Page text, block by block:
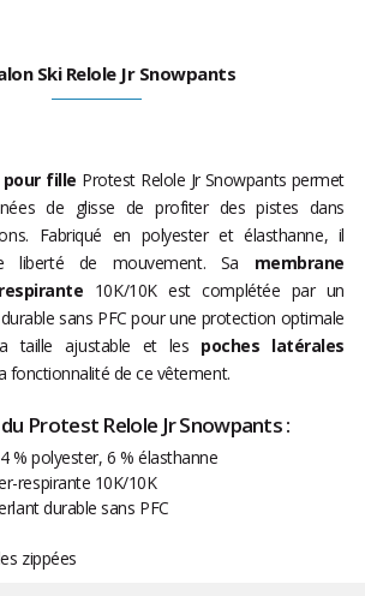
Ski Relole Jr Snowpants
fille Protest Relole Jr Snowpants permet
de glisse de profiter des pistes dans
Fabriqué en polyester et élasthanne, il
liberté de mouvement. Sa membrane
10K/10K est complétée par un
sans PFC pour une protection optimale
taille ajustable et les poches latérales
fonctionnalité de ce vêtement.
Protest Relole Jr Snowpants :
% polyester, 6 % élasthanne
respirante 10K/10K
durable sans PFC
zippées